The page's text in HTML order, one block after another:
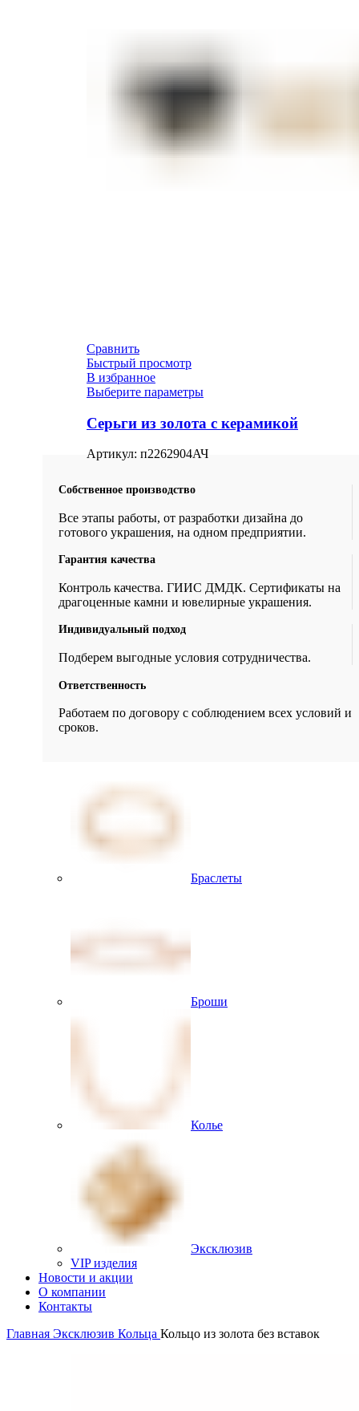
Сравнить
Быстрый просмотр
В избранное
Выберите параметры
Серьги из золота с керамикой
Артикул: п2262904АЧ
Собственное производство
Все этапы работы, от разработки дизайна до
готового украшения, на одном предприятии.
Гарантия качества
Контроль качества. ГИИС ДМДК. Сертификаты на
драгоценные камни и ювелирные украшения.
Индивидуальный подход
Подберем выгодные условия сотрудничества.
Ответственность
Работаем по договору с соблюдением всех условий и
сроков.
Браслеты
Броши
Колье
Эксклюзив
VIP изделия
Новости и акции
О компании
Контакты
Главная Эксклюзив Кольца Кольцо из золота без вставок